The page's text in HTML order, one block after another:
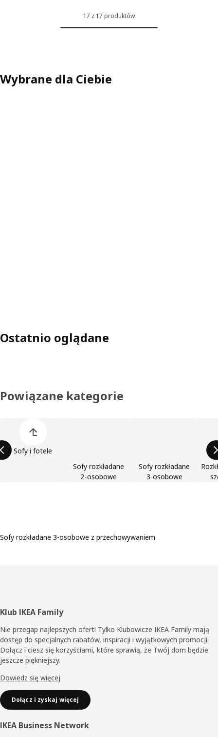
17 z 17 produktów
Wybrane dla Ciebie
Ostatnio oglądane
Powiązane kategorie
Sofy i fotele
Sofy rozkładane
2-osobowe
Sofy rozkładane
3-osobowe
Sofy rozkładane 3-osobowe z przechowywaniem
Stopka
Klub IKEA Family
Nie przegap najlepszych ofert! Tylko Klubowicze IKEA Family mają
dostęp do specjalnych rabatów, inspiracji i wyjątkowych promocji.
Dołącz i ciesz się korzyściami, które sprawią, że Twój dom będzie
jeszcze piękniejszy.
Dowiedz się więcej
Dołącz i zyskaj więcej
IKEA Business Network